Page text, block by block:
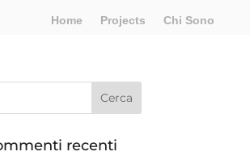
Home Projects Chi Sono
recenti